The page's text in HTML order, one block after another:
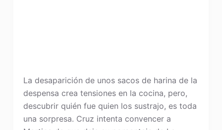
La desaparición de unos sacos de harina de la
despensa crea tensiones en la cocina, pero,
descubrir quién fue quien los sustrajo, es toda
una sorpresa. Cruz intenta convencer a